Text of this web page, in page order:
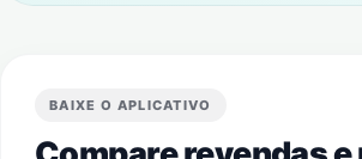
BAIXE O APLICATIVO